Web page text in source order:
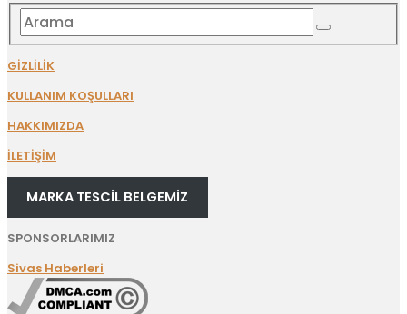
GİZLİLİK
KULLANIM KOŞULLARI
HAKKIMIZDA
İLETİŞİM
MARKA TESCİL BELGEMİZ
SPONSORLARIMIZ
Sivas Haberleri